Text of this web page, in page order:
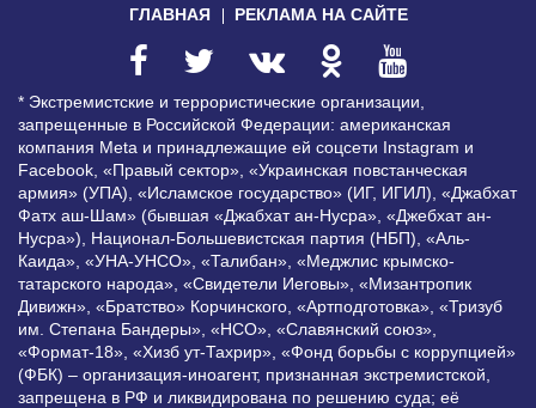
ГЛАВНАЯ РЕКЛАМА НА САЙТЕ
* Экстремистские и террористические организации,
запрещенные в Российской Федерации: американская
компания Meta и принадлежащие ей соцсети Instagram и
Facebook, «Правый сектор», «Украинская повстанческая
армия» (УПА), «Исламское государство» (ИГ, ИГИЛ), «Джабхат
Фатх аш-Шам» (бывшая «Джабхат ан-Нусра», «Джебхат ан-
Нусра»), Национал-Большевистская партия (НБП), «Аль-
Каида», «УНА-УНСО», «Талибан», «Меджлис крымско-
татарского народа», «Свидетели Иеговы», «Мизантропик
Дивижн», «Братство» Корчинского, «Артподготовка», «Тризуб
им. Степана Бандеры», «НСО», «Славянский союз»,
«Формат-18», «Хизб ут-Тахрир», «Фонд борьбы с коррупцией»
(ФБК) – организация-иноагент, признанная экстремистской,
запрещена в РФ и ликвидирована по решению суда; её